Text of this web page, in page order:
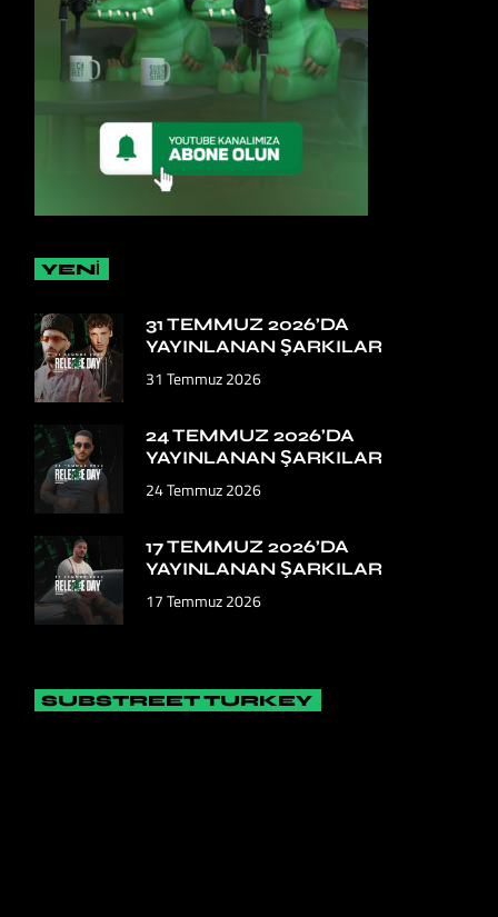
YENİ
31 TEMMUZ 2026’DA
YAYINLANAN ŞARKILAR
31 Temmuz 2026
24 TEMMUZ 2026’DA
YAYINLANAN ŞARKILAR
24 Temmuz 2026
17 TEMMUZ 2026’DA
YAYINLANAN ŞARKILAR
17 Temmuz 2026
SUBSTREET TURKEY